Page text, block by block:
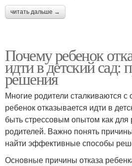
читать дальше →
Почему ребенок
идти в детский сад:
решения
Многие родители сталкиваются с
ребенок отказывается идти в
быть стрессовым опытом как для
родителей. Важно понять
найти эффективные способы
Основные причины отказа